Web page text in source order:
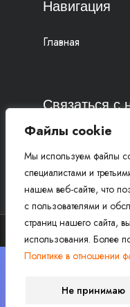
Файлы cookie
Мы используем файлы
специалистами и
нашем веб-сайте, что
с пользователями и
страниц нашего сайта,
использования. Более
Политике в отношении
Не принимаю
Навигация
Главная
Связаться с
4k-
+7 (977)
+7 (961)
Copyright © 2026
Внимание! Для не
сохраняется в течение